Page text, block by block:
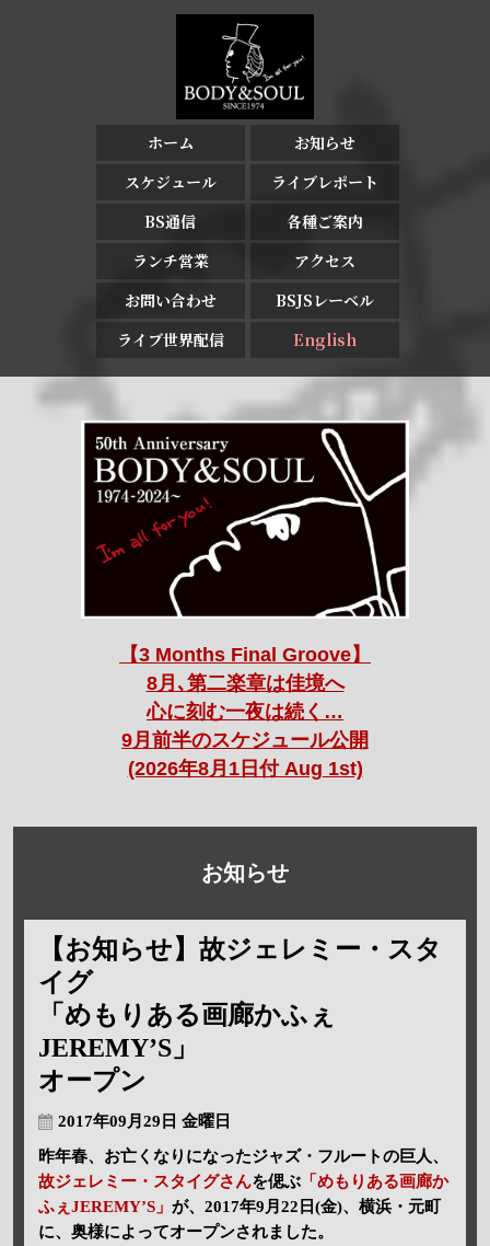
ホーム
お知らせ
スケジュール
ライブレポート
BS通信
各種ご案内
ランチ営業
アクセス
お問い合わせ
BSJSレーベル
ライブ世界配信
English
【3 Months Final Groove】
8月､第二楽章は佳境へ
心に刻む一夜は続く…
9月前半のスケジュール公開
(2026年8月1日付 Aug 1st)
お知らせ
【お知らせ】故ジェレミー・スタ
イグ
「めもりある画廊かふぇ
JEREMY’S」
オープン
2017年09月29日 金曜日
昨年春、お亡くなりになったジャズ・フルートの巨人、
故ジェレミー・スタイグさんを偲ぶ「めもりある画廊か
ふぇJEREMY’S」 が、2017年9月22日(金)、横浜・元町
に、奥様によってオープンされました。